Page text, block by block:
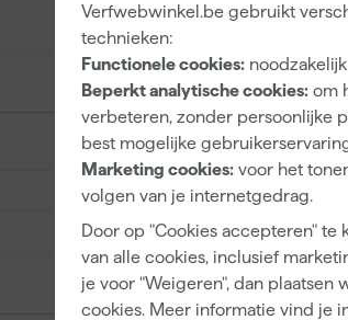
Verfwebwinkel.be gebruikt
technieken:
Functionele cookies:
Beperkt analytische cookies: om
verbeteren, zonder persoonlijke
best mogelijke
Marketing cookies: voor het
volgen van je internetgedrag.
Door op "Cookies accepteren"
van alle cookies, inclusief
je voor "Weigeren", dan
cookies. Meer informatie vind je